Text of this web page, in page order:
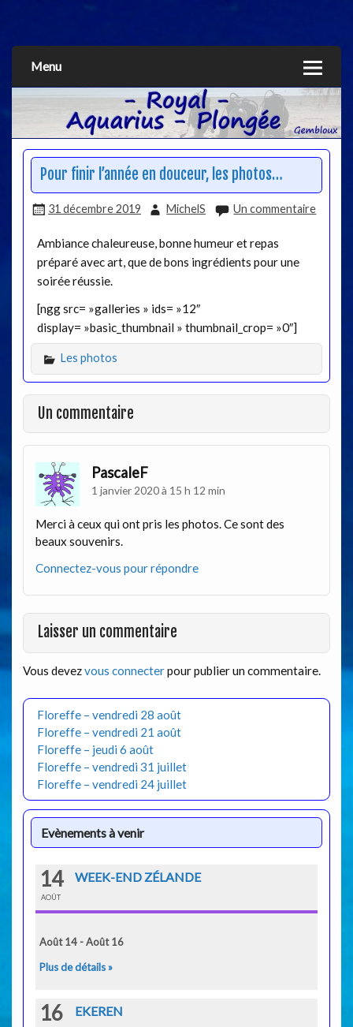
Menu
Pour finir l’année en douceur, les photos…
31 décembre 2019 MichelS Un commentaire
Ambiance chaleureuse, bonne humeur et repas
préparé avec art, que de bons ingrédients pour une
soirée réussie.
[ngg src= »galleries » ids= »12″
display= »basic_thumbnail » thumbnail_crop= »0″]
Les photos
Un commentaire
PascaleF
1 janvier 2020 à 15 h 12 min
Merci à ceux qui ont pris les photos. Ce sont des
beaux souvenirs.
Connectez-vous pour répondre
Laisser un commentaire
Vous devezvous connecterpour publier un commentaire.
Floreffe – vendredi 28 août
Floreffe – vendredi 21 août
Floreffe – jeudi 6 août
Floreffe – vendredi 31 juillet
Floreffe – vendredi 24 juillet
Evènements à venir
14
AOÛT
WEEK-END ZÉLANDE
Août 14 - Août 16
Plus de détails »
16 EKEREN